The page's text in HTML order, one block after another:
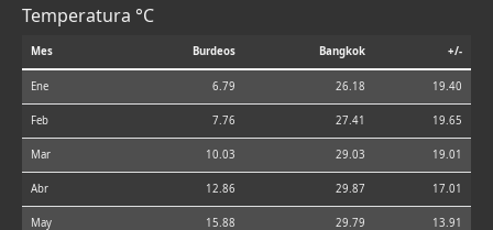
Temperatura °C
Mes Burdeos Bangkok +/-
Ene 6.79 26.18 19.40
Feb 7.76 27.41 19.65
Mar 10.03 29.03 19.01
Abr 12.86 29.87 17.01
May 15.88 29.79 13.91